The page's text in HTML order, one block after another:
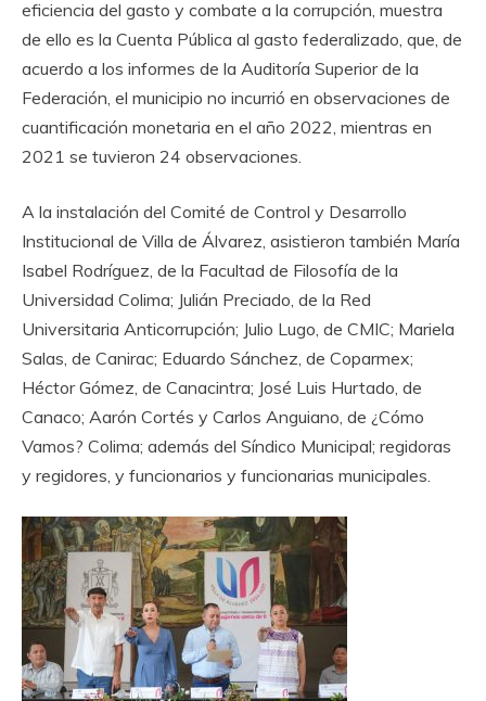
eficiencia del gasto y combate a la corrupción, muestra
de ello es la Cuenta Pública al gasto federalizado, que, de
acuerdo a los informes de la Auditoría Superior de la
Federación, el municipio no incurrió en observaciones de
cuantificación monetaria en el año 2022, mientras en
2021 se tuvieron 24 observaciones.
A la instalación del Comité de Control y Desarrollo
Institucional de Villa de Álvarez, asistieron también María
Isabel Rodríguez, de la Facultad de Filosofía de la
Universidad Colima; Julián Preciado, de la Red
Universitaria Anticorrupción; Julio Lugo, de CMIC; Mariela
Salas, de Canirac; Eduardo Sánchez, de Coparmex;
Héctor Gómez, de Canacintra; José Luis Hurtado, de
Canaco; Aarón Cortés y Carlos Anguiano, de ¿Cómo
Vamos? Colima; además del Síndico Municipal; regidoras
y regidores, y funcionarios y funcionarias municipales.